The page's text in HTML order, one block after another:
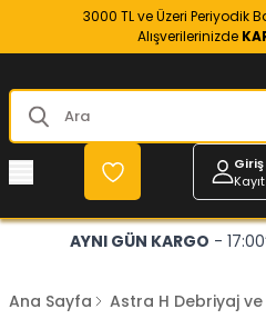
3000 TL ve Üzeri Periyodik
Alışverilerinizde
AYNI GÜN KARGO -
Ana Sayfa Astra H Debriyaj ve